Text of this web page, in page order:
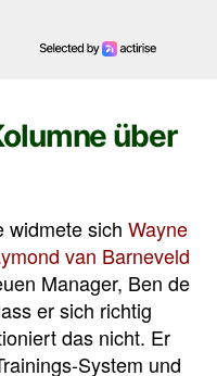
über
widmete sich Wayne
van Barneveld
Manager, Ben de
er sich richtig
das nicht. Er
System und